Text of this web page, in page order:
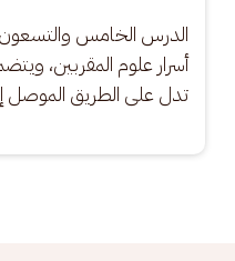
الدرس الخامس
أسرار علوم المقربين،
تدل على الطريق الموصل